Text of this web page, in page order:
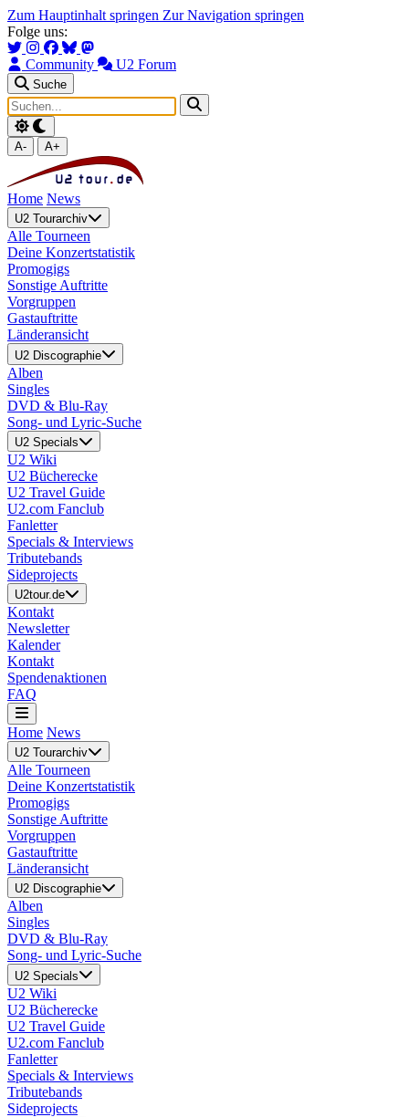
Zum Hauptinhalt springen Zur Navigation springen
Folge uns:
Community U2 Forum
Suche
A- A+
Home News
U2 Tourarchiv
Alle Tourneen
Deine Konzertstatistik
Promogigs
Sonstige Auftritte
Vorgruppen
Gastauftritte
Länderansicht
U2 Discographie
Alben
Singles
DVD & Blu-Ray
Song- und Lyric-Suche
U2 Specials
U2 Wiki
U2 Bücherecke
U2 Travel Guide
U2.com Fanclub
Fanletter
Specials & Interviews
Tributebands
Sideprojects
U2tour.de
Kontakt
Newsletter
Kalender
Kontakt
Spendenaktionen
FAQ
Home News
U2 Tourarchiv
Alle Tourneen
Deine Konzertstatistik
Promogigs
Sonstige Auftritte
Vorgruppen
Gastauftritte
Länderansicht
U2 Discographie
Alben
Singles
DVD & Blu-Ray
Song- und Lyric-Suche
U2 Specials
U2 Wiki
U2 Bücherecke
U2 Travel Guide
U2.com Fanclub
Fanletter
Specials & Interviews
Tributebands
Sideprojects